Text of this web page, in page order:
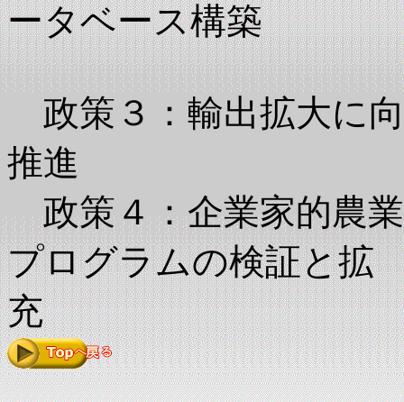
ータベース構築
政策３：輸出拡大に
推進
政策４：企業家的農業
プログラムの検証と拡
充